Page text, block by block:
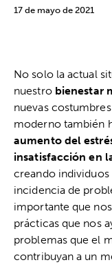
17 de mayo de 2021
No solo la actual
nuestro bienestar
nuevas
moderno también
aumento del
insatisfacción en
creando
incidencia de
importante que
prácticas que nos
problemas que el
contribuyan a un